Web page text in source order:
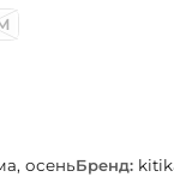
осеньБренд: